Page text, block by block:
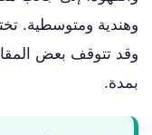
وهندية ومتوسطية.
وقد تتوقف بعض
بمدة.